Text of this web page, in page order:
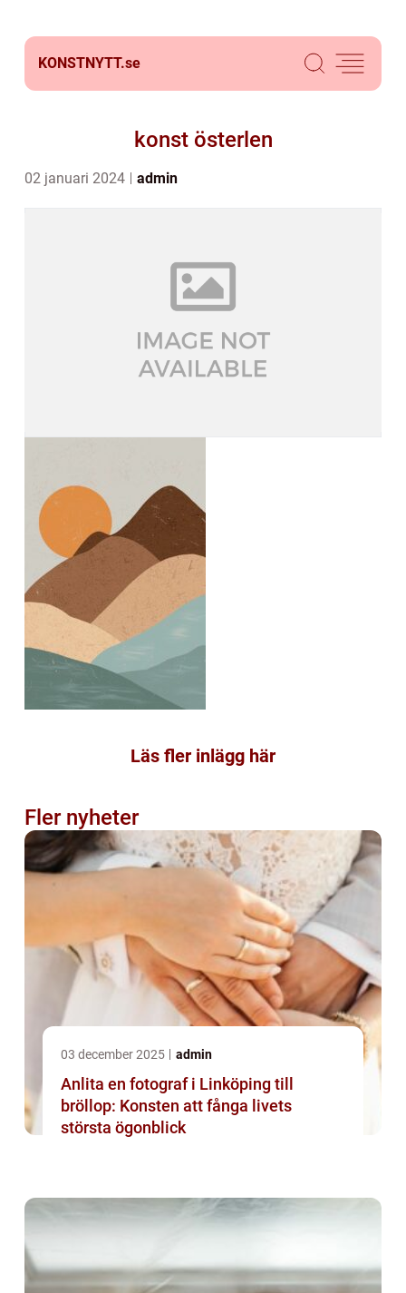
KONSTNYTT.se
konst österlen
02 januari 2024 admin
Läs fler inlägg här
Fler nyheter
03 december 2025 admin
Anlita en fotograf i Linköping till
bröllop: Konsten att fånga livets
största ögonblick